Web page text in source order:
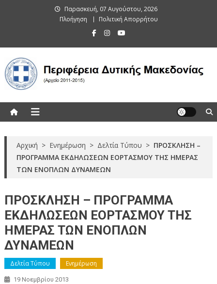
Παρασκευή, 07 Αυγούστου, 2026
Πλοήγηση
Πολιτική Απορρήτου
Αρχική > Ενημέρωση > Δελτία Τύπου > ΠΡΟΣΚΛΗΣΗ –
ΠΡΟΓΡΑΜΜΑ ΕΚΔΗΛΩΣΕΩΝ ΕΟΡΤΑΣΜΟΥ ΤΗΣ ΗΜΕΡΑΣ
ΤΩΝ ΕΝΟΠΛΩΝ ΔΥΝΑΜΕΩΝ
ΠΡΟΣΚΛΗΣΗ – ΠΡΟΓΡΑΜΜΑ
ΕΚΔΗΛΩΣΕΩΝ ΕΟΡΤΑΣΜΟΥ ΤΗΣ
ΗΜΕΡΑΣ ΤΩΝ ΕΝΟΠΛΩΝ
ΔΥΝΑΜΕΩΝ
Δελτία Τύπου Ενημέρωση
19 Νοεμβρίου 2013